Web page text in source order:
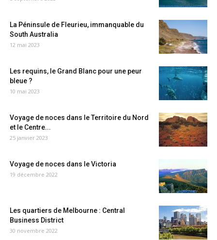
La Péninsule de Fleurieu, immanquable du
South Australia
12 mai 2023
Les requins, le Grand Blanc pour une peur
bleue ?
10 mai 2023
Voyage de noces dans le Territoire du Nord
et le Centre...
25 janvier 2023
Voyage de noces dans le Victoria
19 décembre 2022
Les quartiers de Melbourne : Central
Business District
30 novembre 2022